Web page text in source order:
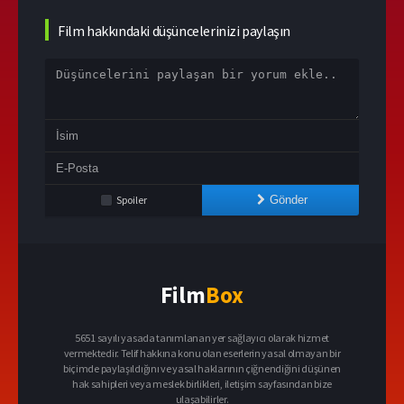
Film hakkındaki düşüncelerinizi paylaşın
Spoiler Gönder
FilmBox
5651 sayılı yasada tanımlanan yer sağlayıcı olarak hizmet
vermektedir. Telif hakkına konu olan eserlerin yasal olmayan bir
biçimde paylaşıldığını ve yasal haklarının çiğnendiğini düşünen
hak sahipleri veya meslek birlikleri, iletişim sayfasından bize
ulaşabilirler.